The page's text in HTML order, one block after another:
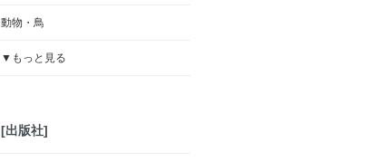
動物・鳥
▼もっと見る
[出版社]